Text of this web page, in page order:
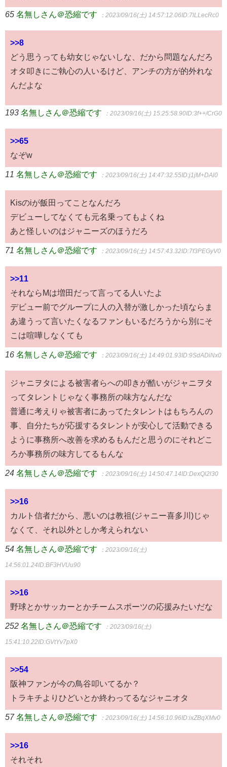
65 名無しさん＠恐縮です ：2023/09/16(土) 14:57:12.06ID:7lLLecRc0
>>8
どう思うっても幼女じゃないしな、だから問題なんだろ
オタ叩きにご執心の人いるけど、アンチの方が的外れな
んだよな
193 名無しさん＠恐縮です ：2023/09/16(土) 15:25:58.90ID:3f++/CrG0
>>65
なぞw
11 名無しさん＠恐縮です ：2023/09/16(土) 14:47:32.55ID:j1jM+DAl0
Kisのiが飯田ってことなんだろ
デビューしてなくても元名乗ってもよくね
あと怪しいのはジャニーズのほうだろ
71 名無しさん＠恐縮です ：2023/09/16(土) 14:57:43.32ID:7f3PEGyV0
>>11
それならMは増田だって言ってる人いたよ
デビュー前でグループに人の入替が激しかった頃ならま
あ違うって言いたくなるファンもいるだろうから別にそ
こは喧嘩しなくても
16 名無しさん＠恐縮です ：2023/09/16(土) 14:49:01.93ID:9SdADiNx0
ジャニヲタによる被害者らへの叩きが酷いがジャニヲタ
ってタレントじゃなく事務所の味方なんだな
普通に考えりゃ被害者にあってたタレントはもちろんの
事、自分たちが応援するタレントが安心して活動できる
ように事務所へ改善を求めるもんだと思うのにそれどこ
ろか事務所の味方してるもんな
24 名無しさん＠恐縮です ：2023/09/16(土) 14:50:47.14ID:DexQl2l30
>>16
カルト信者だから、悪いのは教祖(ジャニー喜多川)じゃ
なくて、それ以外としか考えられない
54 名無しさん＠恐縮です ：2023/09/16(土)
14:56:01.24ID:BF3HVUu90
>>16
野球とかサッカーとかチームスポーツの応援みたいだな
252 名無しさん＠恐縮です ：2023/09/16(土)
15:41:10.22ID:GVtYv7pX0
>>54
阪神ファンが今の鳥谷叩いてるか？
トラキチよりひどいとか終わってるなジャニオタ
57 名無しさん＠恐縮です ：2023/09/16(土) 14:56:10.96ID:ixZBqXMv0
>>16
それそれ